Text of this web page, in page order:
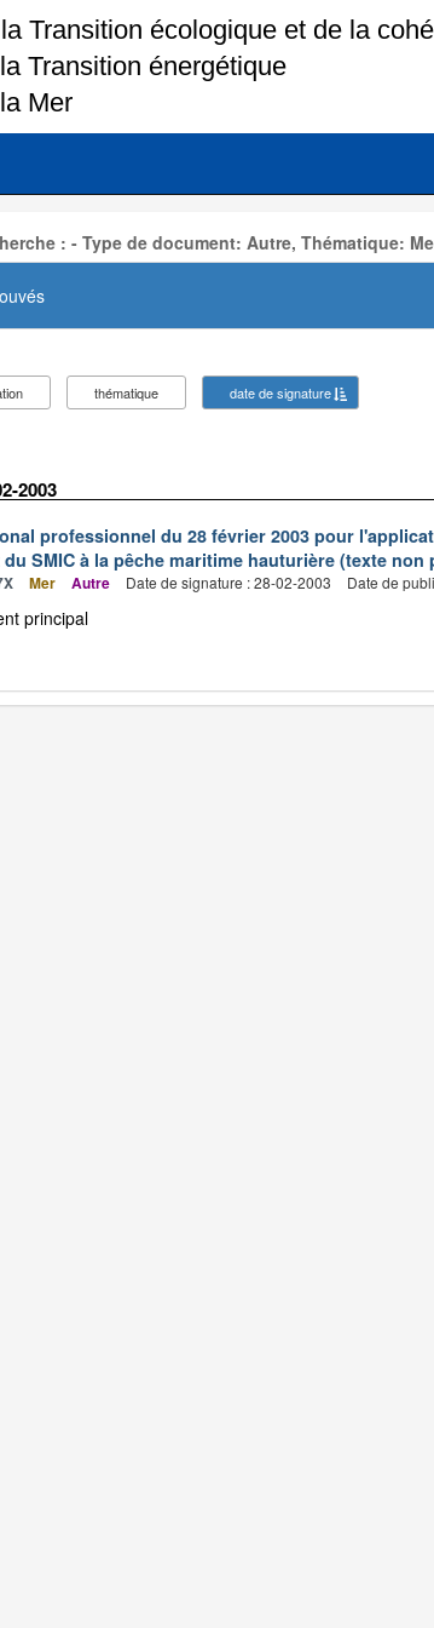
: - Type de document: Autre, Thématique:
thématique
date de signature
2003
professionnel du 28 février 2003 pour
SMIC à la pêche maritime hauturière (texte
Mer Autre Date de signature : 28-02-2003 Date de
principal